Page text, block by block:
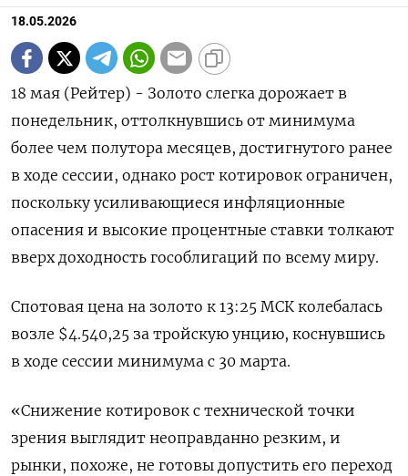
18.05.2026
18 мая (Рейтер) - Золото слегка дорожает в
понедельник, оттолкнувшись от минимума
более чем полутора месяцев, достигнутого ранее
в ходе сессии, однако рост ‌котировок ограничен,
поскольку усиливающиеся инфляционные
опасения и высокие процентные ставки толкают
вверх доходность гособлигаций по всему миру.
Спотовая цена на золото к 13:25 ​МСК колебалась
возле $4.540,25 за ​тройскую ​унцию, коснувшись
в ⁠ходе сессии минимума с 30 марта.
«Снижение котировок ‌с технической точки
зрения ‌выглядит неоправданно резким, и
рынки, похоже, не готовы допустить его переход